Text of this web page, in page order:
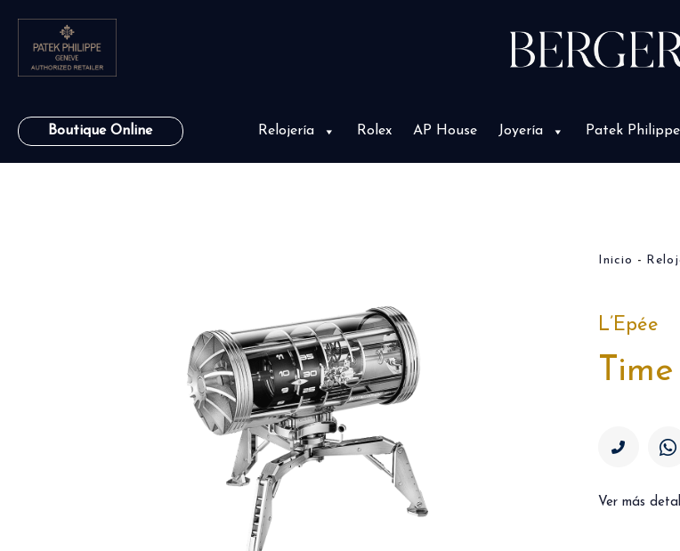
Boutique Online Relojería Rolex AP House Joyería Patek Philippe
Inicio
L’Epée
Ver más